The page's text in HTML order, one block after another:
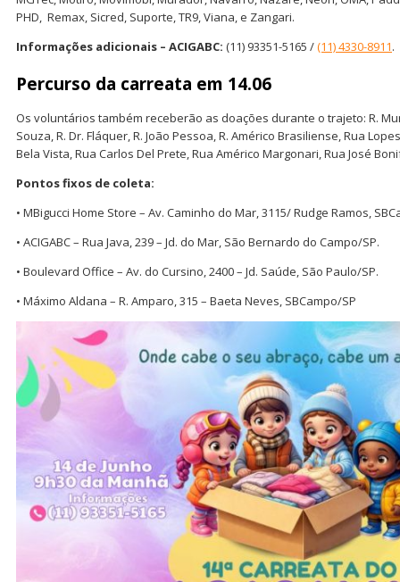
PHD, Remax, Sicred, Suporte, TR9, Viana, e Zangari.
Informações adicionais – ACIGABC: (11) 93351-5165 /(11) 4330-8911.
Percurso da carreata em 14.06
Os voluntários também receberão as doações durante o trajeto: R.
Souza, R. Dr. Fláquer, R. João Pessoa, R. Américo Brasiliense, Rua
Bela Vista, Rua Carlos Del Prete, Rua Américo Margonari, Rua José
Pontos fixos de coleta:
• MBigucci Home Store – Av. Caminho do Mar, 3115/ Rudge Ramos,
• ACIGABC – Rua Java, 239 – Jd. do Mar, São Bernardo do Campo/SP.
• Boulevard Office – Av. do Cursino, 2400 – Jd. Saúde, São Paulo/SP.
• Máximo Aldana – R. Amparo, 315 – Baeta Neves, SBCampo/SP